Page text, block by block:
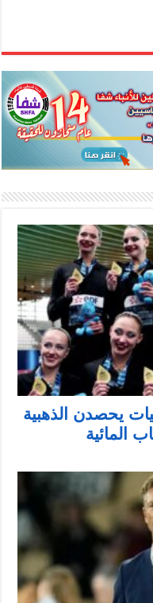
يحصدن الذهبية
المائية